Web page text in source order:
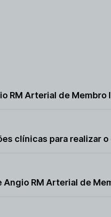
RM Arterial de
Sua principal finalidade é
clínicas para realizar
intervenções e
Angio RM Arterial de